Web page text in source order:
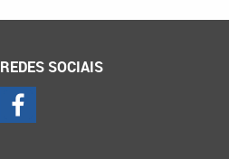
REDES SOCIAIS